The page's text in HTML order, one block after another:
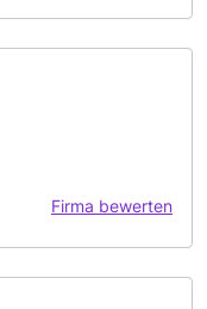
Firma bewerten